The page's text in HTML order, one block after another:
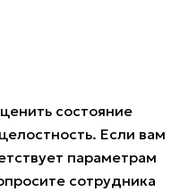
состояние
Если вам
параметрам
сотрудника